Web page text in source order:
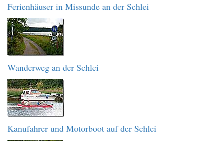
Ferienhäuser in Missunde an der Schlei
Wanderweg an der Schlei
Kanufahrer und Motorboot auf der Schlei